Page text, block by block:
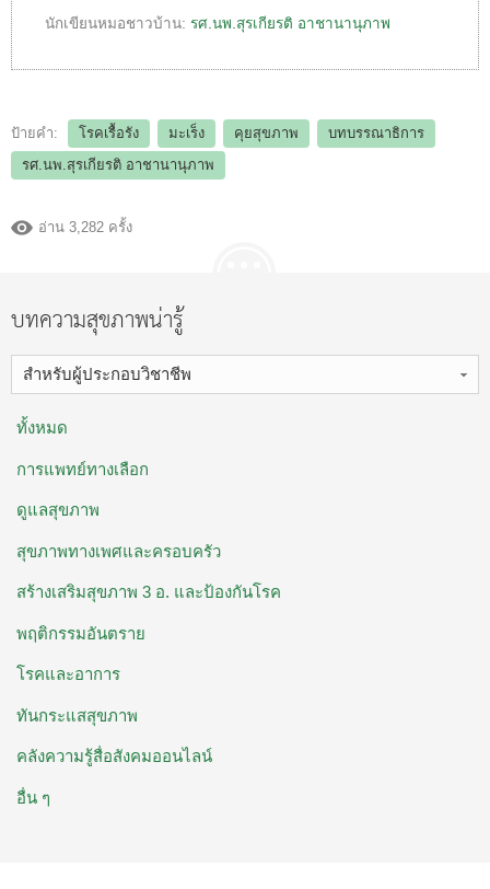
นักเขียนหมอชาวบ้าน: รศ.นพ.สุรเกียรติ อาชานานุภาพ
ป้ายคำ: โรคเรื้อรัง มะเร็ง คุยสุขภาพ
บทบรรณาธิการ
รศ.นพ.สุรเกียรติ อาชานานุภาพ
อ่าน 3,282 ครั้ง
บทความสุขภาพน่ารู้
สำหรับผู้ประกอบวิชาชีพ
ทั้งหมด
การแพทย์ทางเลือก
ดูแลสุขภาพ
สุขภาพทางเพศและครอบครัว
สร้างเสริมสุขภาพ 3 อ. ​และป้องกันโรค
พฤติกรรมอันตราย
โรคและอาการ
ทันกระแสสุขภาพ
คลังความรู้สื่อสังคมออนไลน์
อื่น ๆ